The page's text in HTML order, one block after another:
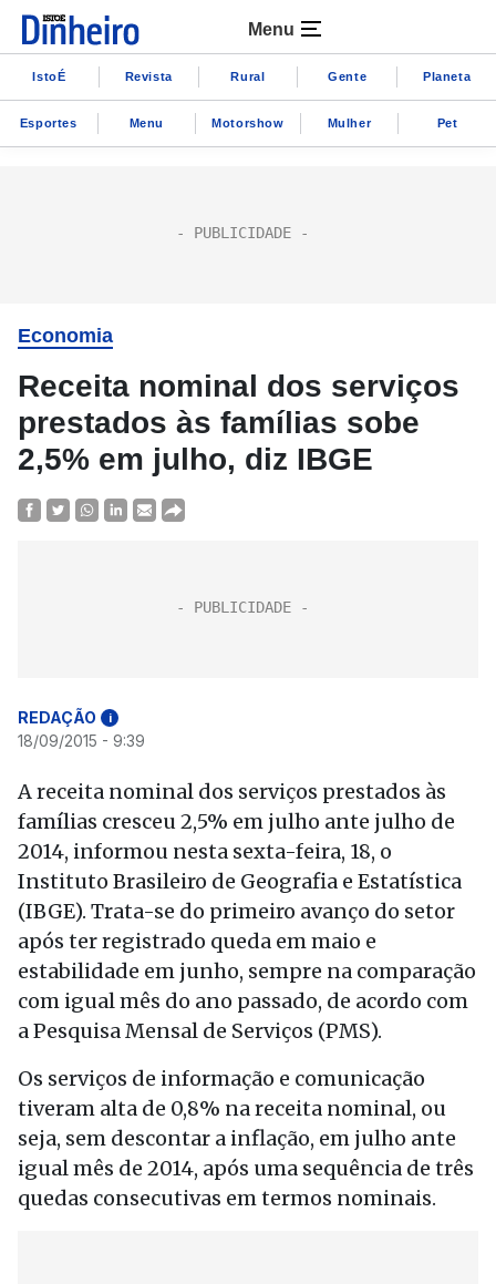
Menu
IstoÉ Revista Rural Gente Planeta
Esportes Menu Motorshow Mulher Pet
Economia
Receita nominal dos serviços
prestados às famílias sobe
2,5% em julho, diz IBGE
REDAÇÃO i
18/09/2015 - 9:39
A receita nominal dos serviços prestados às
famílias cresceu 2,5% em julho ante julho de
2014, informou nesta sexta-feira, 18, o
Instituto Brasileiro de Geografia e Estatística
(IBGE). Trata-se do primeiro avanço do setor
após ter registrado queda em maio e
estabilidade em junho, sempre na comparação
com igual mês do ano passado, de acordo com
a Pesquisa Mensal de Serviços (PMS).
Os serviços de informação e comunicação
tiveram alta de 0,8% na receita nominal, ou
seja, sem descontar a inflação, em julho ante
igual mês de 2014, após uma sequência de três
quedas consecutivas em termos nominais.